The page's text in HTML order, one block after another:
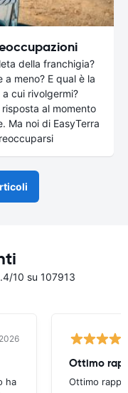
della franchigia?
meno? E qual è la
cui rivolgermi?
al momento
Ma noi di EasyTerra
10 su 107913
ha
Ottimo
Ottimo